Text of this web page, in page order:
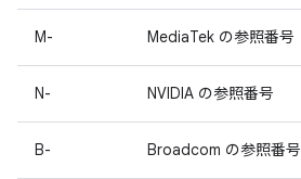
M- MediaTek の参照番号
N- NVIDIA の参照番号
B- Broadcom の参照番号